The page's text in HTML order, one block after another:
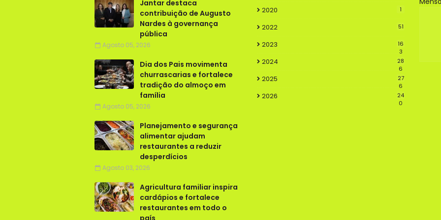
Jantar destaca
contribuição de Augusto
Nardes à governança
pública
Agosto 05, 2026
Dia dos Pais movimenta
churrascarias e fortalece
tradição do almoço em
família
Agosto 05, 2026
Planejamento e segurança
alimentar ajudam
restaurantes a reduzir
desperdícios
Agosto 03, 2026
Agricultura familiar inspira
cardápios e fortalece
restaurantes em todo o
país
2020 1
2022 51
2023
16
3
2024
28
6
2025
27
6
2026
24
0